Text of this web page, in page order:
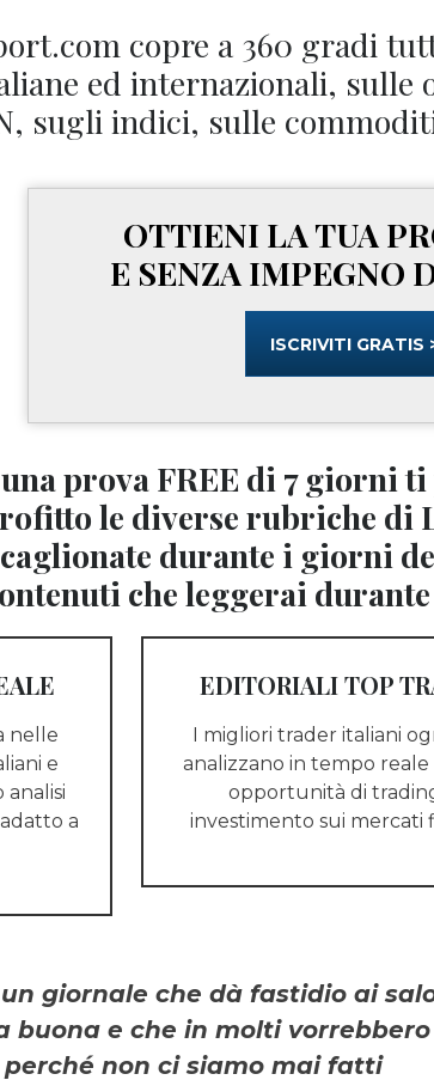
copre a 360 gradi
ed internazionali,
sugli indici, sulle
OTTIENI LA TUA
E SENZA IMPEGNO
ISCRIVITI GRATIS
prova FREE di 7 giorni
le diverse rubriche di
durante i giorni
che leggerai
nelle
e
a
EDITORIALI TOP
I migliori trader italiani
analizzano in tempo reale
opportunità di
investimento sui mercati
giornale che dà fastidio ai
buona e che in molti
perché non ci siamo mai fatti